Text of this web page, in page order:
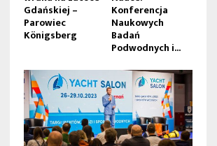
Gdańskiej –
Parowiec
Königsberg
Konferencja
Naukowych
Badań
Podwodnych i...